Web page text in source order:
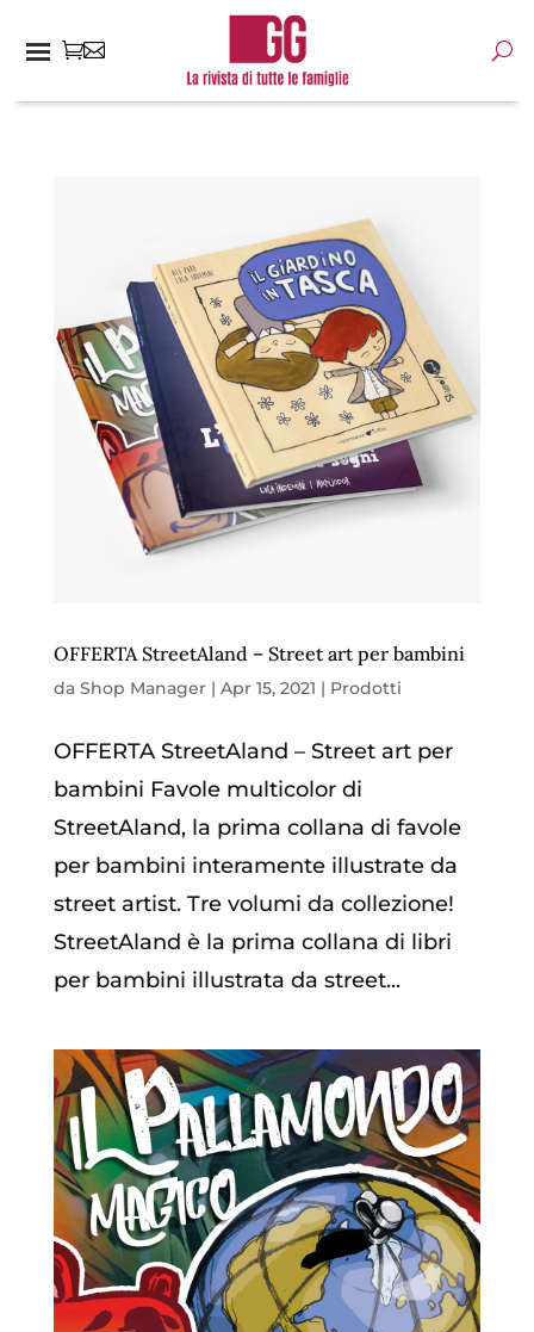
OFFERTA StreetAland – Street art per bambini
da Shop Manager| Apr 15, 2021 | Prodotti
OFFERTA StreetAland – Street art per
bambini Favole multicolor di
StreetAland, la prima collana di favole
per bambini interamente illustrate da
street artist. Tre volumi da collezione!
StreetAland è la prima collana di libri
per bambini illustrata da street...